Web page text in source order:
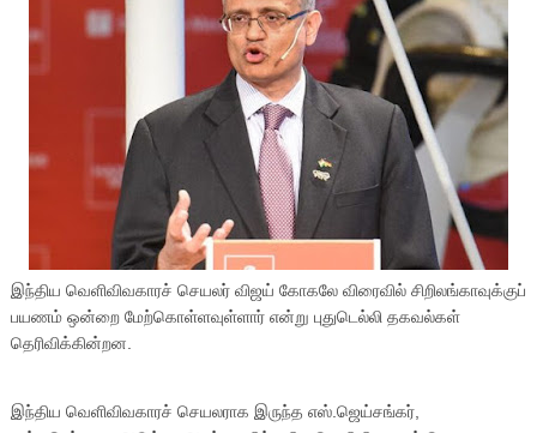
இந்திய வெளிவிவகாரச் செயலர் விஜய் கோகலே விரைவில் சிறிலங்காவுக்குப்
பயணம் ஒன்றை மேற்கொள்ளவுள்ளார் என்று புதுடெல்லி தகவல்கள்
தெரிவிக்கின்றன.
இந்திய வெளிவிவகாரச் செயலராக இருந்த எஸ்.ஜெய்சங்கர்,